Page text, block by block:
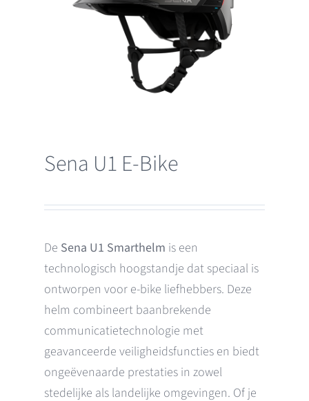
Sena U1 E-Bike
De Sena U1 Smarthelm is een
technologisch hoogstandje dat speciaal is
ontworpen voor e-bike liefhebbers. Deze
helm combineert baanbrekende
communicatietechnologie met
geavanceerde veiligheidsfuncties en biedt
ongeëvenaarde prestaties in zowel
stedelijke als landelijke omgevingen. Of je